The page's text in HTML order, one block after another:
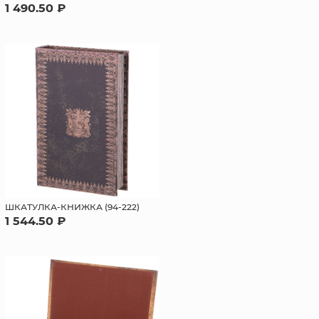
1 490.50 ₽
ШКАТУЛКА-КНИЖКА (94-222)
1 544.50 ₽